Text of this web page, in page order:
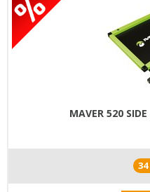
MAVER 520